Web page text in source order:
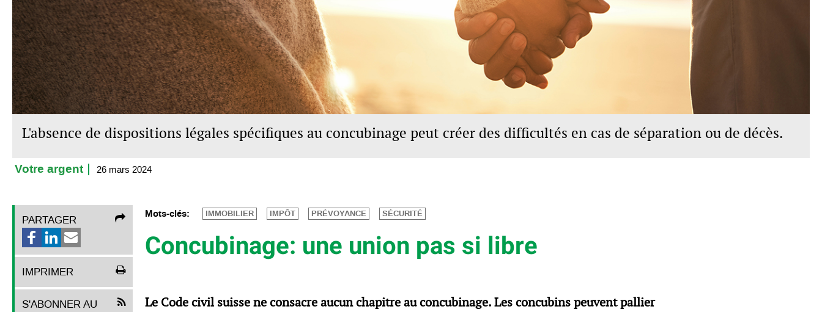
L'absence de dispositions légales spécifiques au concubinage peut créer des difficultés en cas de séparation ou de décès.
Votre argent 26 mars 2024
PARTAGER
IMPRIMER
S'ABONNER AU
Mots-clés: IMMOBILIER IMPÔT PRÉVOYANCE SÉCURITÉ
Concubinage: une union pas si libre
Le Code civil suisse ne consacre aucun chapitre au concubinage. Les concubins peuvent pallier